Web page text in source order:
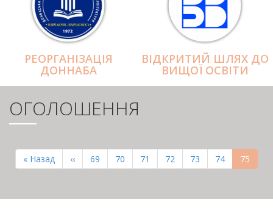
РЕОРГАНІЗАЦІЯ
ДОННАБА
ВІДКРИТИЙ ШЛЯХ ДО
ВИЩОЇ ОСВІТИ
ОГОЛОШЕННЯ
СТОРІНКИ
Перша
сторінка
« Назад
Попередня
сторінка
‹‹ Page
69 Page
70 Page
71 Page
72 Page
73 Page
74 75